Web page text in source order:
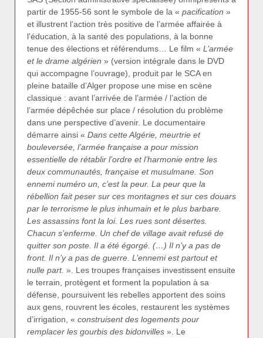
partir de 1955-56 sont le symbole de la « pacification »
et illustrent l’action très positive de l’armée affairée à
l’éducation, à la santé des populations, à la bonne
tenue des élections et référendums… Le film « L’armée
et le drame algérien » (version intégrale dans le DVD
qui accompagne l’ouvrage), produit par le SCA en
pleine bataille d’Alger propose une mise en scène
classique : avant l’arrivée de l’armée / l’action de
l’armée dépêchée sur place / résolution du problème
dans une perspective d’avenir. Le documentaire
démarre ainsi « Dans cette Algérie, meurtrie et
bouleversée, l’armée française a pour mission
essentielle de rétablir l’ordre et l’harmonie entre les
deux communautés, française et musulmane. Son
ennemi numéro un, c’est la peur. La peur que la
rébellion fait peser sur ces montagnes et sur ces douars
par le terrorisme le plus inhumain et le plus barbare.
Les assassins font la loi. Les rues sont désertes.
Chacun s’enferme. Un chef de village avait refusé de
quitter son poste. Il a été égorgé. (…) Il n’y a pas de
front. Il n’y a pas de guerre. L’ennemi est partout et
nulle part. ». Les troupes françaises investissent ensuite
le terrain, protègent et forment la population à sa
défense, poursuivent les rebelles apportent des soins
aux gens, rouvrent les écoles, restaurent les systèmes
d’irrigation, « construisent des logements pour
remplacer les gourbis des bidonvilles ». Le